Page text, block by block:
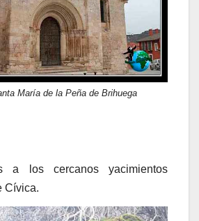
María de la Peña de Brihuega
a los cercanos yacimientos
Cívica.